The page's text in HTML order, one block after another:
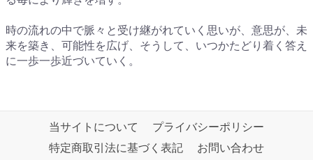
時の流れの中で脈々と受け継がれていく思いが、意思が、未
来を築き、可能性を広げ、そうして、いつかたどり着く答え
に一歩一歩近づいていく。
当サイトについて
プライバシーポリシー
特定商取引法に基づく表記
お問い合わせ